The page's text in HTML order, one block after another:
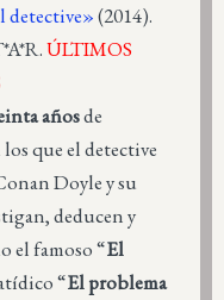
detective»(2014).
ÚLTIMOS
añosde
que el detective
Doyle y su
deducen y
el famoso “El
“El problema